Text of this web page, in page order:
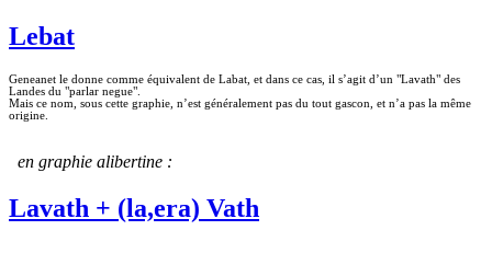
Lebat
Geneanet le donne comme équivalent de Labat, et dans ce cas, il s’agit d’un "Lavath" des
Landes du "parlar negue".
Mais ce nom, sous cette graphie, n’est généralement pas du tout gascon, et n’a pas la même
origine.
en graphie alibertine :
Lavath + (la,era) Vath